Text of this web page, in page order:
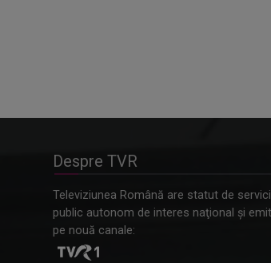
Despre TVR
Televiziunea Română are statut de
public autonom de interes naţional şi
pe nouă canale: